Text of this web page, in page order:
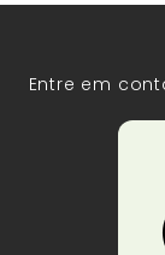
Entre em